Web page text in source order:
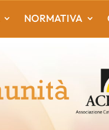
NORMATIVA